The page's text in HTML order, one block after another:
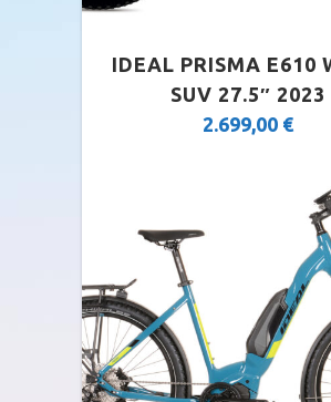
IDEAL PRISMA E610
SUV 27.5″ 2023
2.699,00 €